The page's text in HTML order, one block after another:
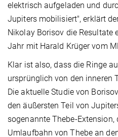
elektrisch aufgeladen und
Jupiters mobilisiert", erklärt
Nikolay Borisov die Resultate
Jahr mit Harald Krüger vom
Klar ist also, dass die Ringe
ursprünglich von den inneren
Die aktuelle Studie von
den äußersten Teil von
sogenannte Thebe-
Umlaufbahn von Thebe an